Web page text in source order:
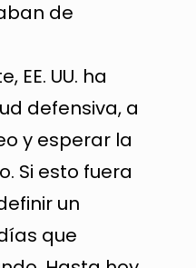
de
UU. ha
defensiva, a
y esperar la
Si esto fuera
un
que